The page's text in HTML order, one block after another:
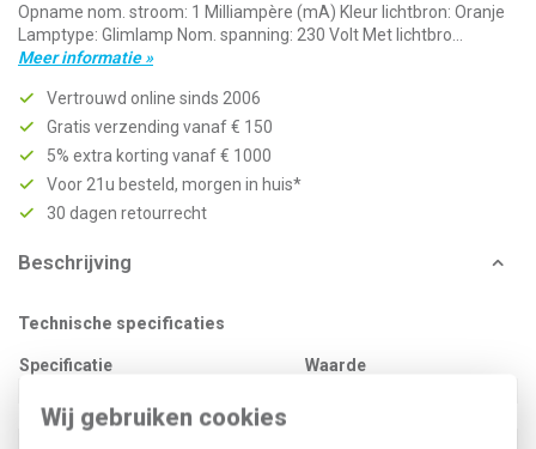
Wij gebruiken cookies
Opname nom. stroom: 1 Milliampère (mA) Kleur lichtbron: Oranje
Lamptype: Glimlamp Nom. spanning: 230 Volt Met lichtbro...
Meer informatie »
Vertrouwd online sinds 2006
Gratis verzending vanaf € 150
5% extra korting vanaf € 1000
Voor 21u besteld, morgen in huis*
30 dagen retourrecht
Beschrijving
Technische specificaties
Specificatie
Waarde
Nom. spanning